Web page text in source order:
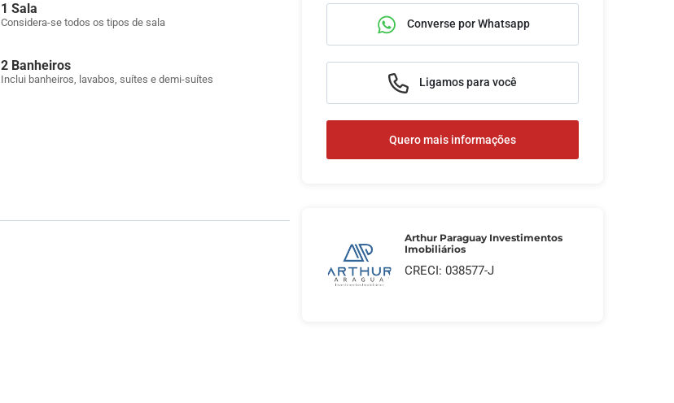
1 Sala
Considera-se todos os tipos de sala
2 Banheiros
Inclui banheiros, lavabos, suítes e demi-suítes
Converse por Whatsapp
Ligamos para você
Quero mais informações
Arthur Paraguay Investimentos
Imobiliários
CRECI: 038577-J